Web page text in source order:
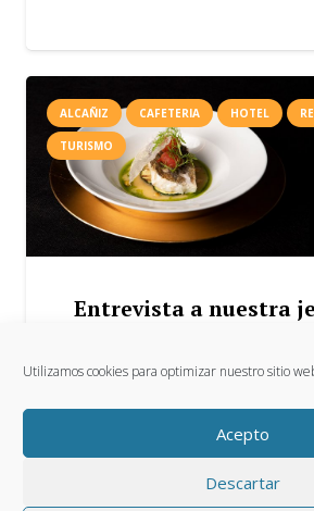
Utilizamos cookies para optimizar nuestro sitio
Acepto
Descartar
ALCAÑIZ CAFETERIA HOTEL
TURISMO
Entrevista a nuestra
14 Abr 2025
Siempre se ha dicho, que la
corazón de cualquier
cocina depende de sus